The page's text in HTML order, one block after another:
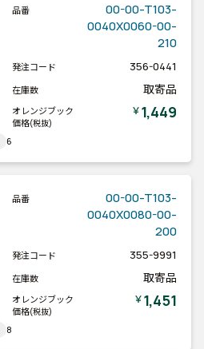
品番
00-00-T103-
0040X0060-00-
210
発注コード 356-0441
在庫数 取寄品
オレンジブック
価格(税抜)
￥1,449
6
品番
00-00-T103-
0040X0080-00-
200
発注コード 355-9991
在庫数 取寄品
オレンジブック
価格(税抜)
￥1,451
8